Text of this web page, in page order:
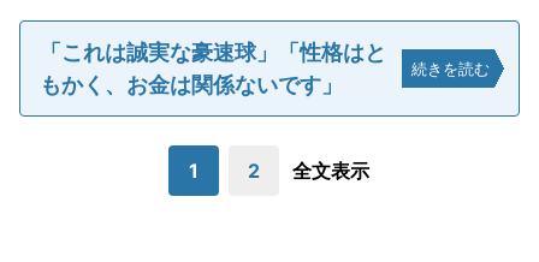
「これは誠実な豪速球」「性格はと
もかく、お金は関係ないです」
続きを読む
1 2 全文表示